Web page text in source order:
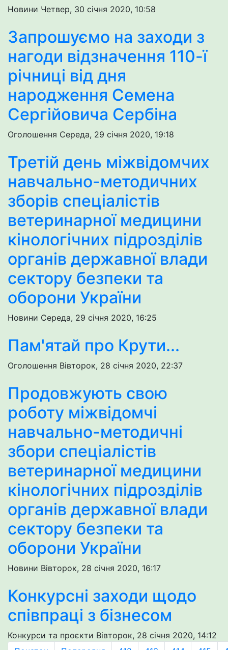
Новини Четвер, 30 січня 2020, 10:58
Запрошуємо на заходи з
нагоди відзначення 110-ї
річниці від дня
народження Семена
Сергійовича Сербіна
Оголошення Середа, 29 січня 2020, 19:18
Третій день міжвідомчих
навчально-методичних
зборів спеціалістів
ветеринарної медицини
кінологічних підрозділів
органів державної влади
сектору безпеки та
оборони України
Новини Середа, 29 січня 2020, 16:25
Пам'ятай про Крути...
Оголошення Вівторок, 28 січня 2020, 22:37
Продовжують свою
роботу міжвідомчі
навчально-методичні
збори спеціалістів
ветеринарної медицини
кінологічних підрозділів
органів державної влади
сектору безпеки та
оборони України
Новини Вівторок, 28 січня 2020, 16:17
Конкурсні заходи щодо
співпраці з бізнесом
Конкурси та проєкти Вівторок, 28 січня 2020, 14:12